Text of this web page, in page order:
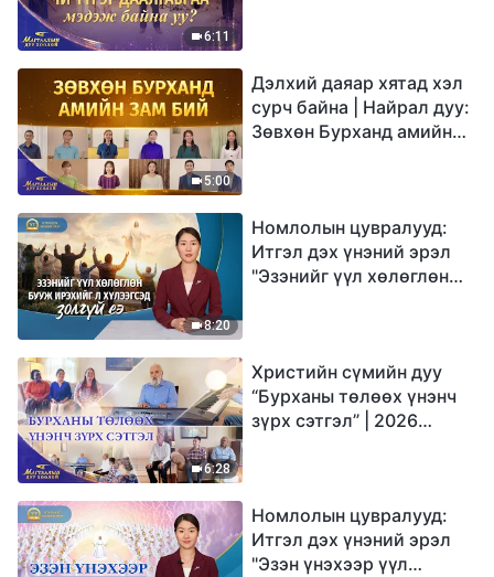
6:11
5:00
Дэлхий даяар хятад хэл
сурч байна | Найрал дуу:
Зөвхөн Бурханд амийн
8:20
Номлолын цувралууд:
Итгэл дэх үнэний эрэл
"Эзэнийг үүл хөлөглөн
6:28
Христийн сүмийн дуу
“Бурханы төлөөх үнэнч
зүрх сэтгэл” | 2026
Номлолын цувралууд:
Итгэл дэх үнэний эрэл
"Эзэн үнэхээр үүл